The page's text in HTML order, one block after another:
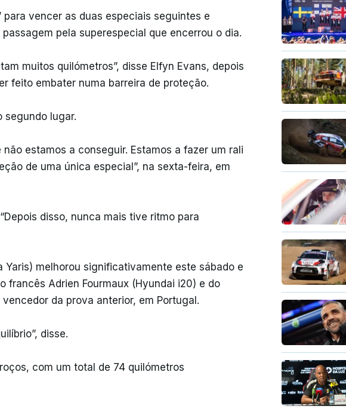
para vencer as duas especiais seguintes e
pela superespecial que encerrou o dia.
muitos quilómetros”, disse Elfyn Evans, depois
feito embater numa barreira de proteção.
segundo lugar.
estamos a conseguir. Estamos a fazer um rali
de uma única especial”, na sexta-feira, em
disso, nunca mais tive ritmo para
Yaris) melhorou significativamente este sábado e
francês Adrien Fourmaux (Hyundai i20) e do
da prova anterior, em Portugal.
disse.
com um total de 74 quilómetros